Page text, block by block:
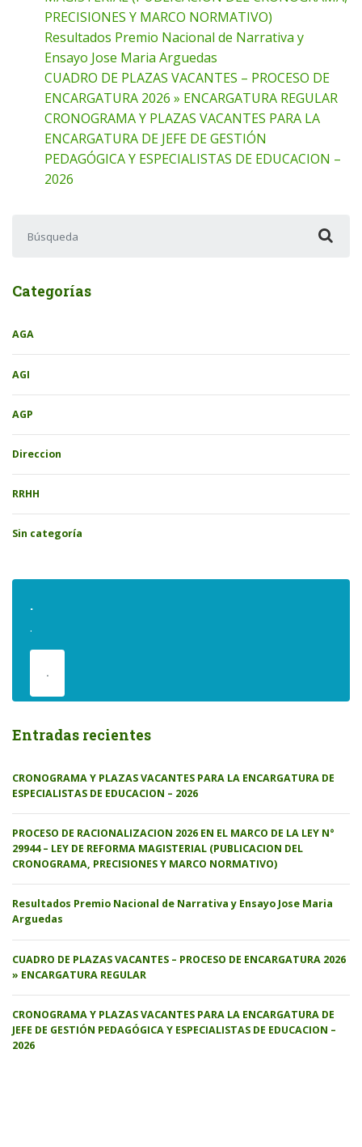
PRECISIONES Y MARCO NORMATIVO)
Resultados Premio Nacional de Narrativa y
Ensayo Jose Maria Arguedas
CUADRO DE PLAZAS VACANTES – PROCESO DE
ENCARGATURA 2026 » ENCARGATURA REGULAR
CRONOGRAMA Y PLAZAS VACANTES PARA LA
ENCARGATURA DE JEFE DE GESTIÓN
PEDAGÓGICA Y ESPECIALISTAS DE EDUCACION –
2026
Categorías
AGA
AGI
AGP
Direccion
RRHH
Sin categoría
.
.
.
Entradas recientes
CRONOGRAMA Y PLAZAS VACANTES PARA LA ENCARGATURA DE
ESPECIALISTAS DE EDUCACION – 2026
PROCESO DE RACIONALIZACION 2026 EN EL MARCO DE LA LEY N°
29944 – LEY DE REFORMA MAGISTERIAL (PUBLICACION DEL
CRONOGRAMA, PRECISIONES Y MARCO NORMATIVO)
Resultados Premio Nacional de Narrativa y Ensayo Jose Maria
Arguedas
CUADRO DE PLAZAS VACANTES – PROCESO DE ENCARGATURA 2026
» ENCARGATURA REGULAR
CRONOGRAMA Y PLAZAS VACANTES PARA LA ENCARGATURA DE
JEFE DE GESTIÓN PEDAGÓGICA Y ESPECIALISTAS DE EDUCACION –
2026